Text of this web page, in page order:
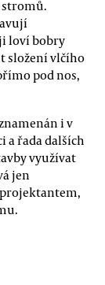
loví bobry
složení vlčího
pod nos,
i v
a řada dalších
využívat
jen